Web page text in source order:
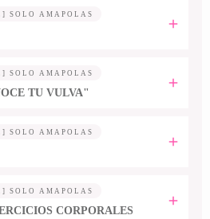
SOLO AMAPOLAS
SOLO AMAPOLAS
TU VULVA"
SOLO AMAPOLAS
SOLO AMAPOLAS
CORPORALES